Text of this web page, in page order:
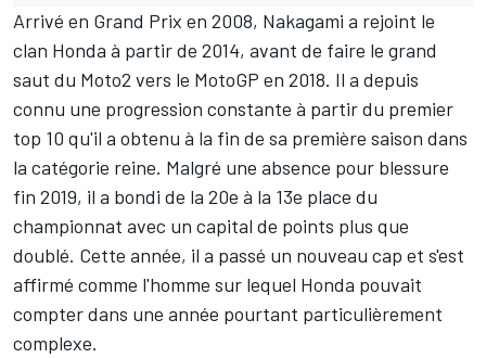
Arrivé en Grand Prix en 2008, Nakagami a rejoint le
clan Honda à partir de 2014, avant de faire le grand
saut du Moto2 vers le MotoGP en 2018. Il a depuis
connu une progression constante à partir du premier
top 10 qu'il a obtenu à la fin de sa première saison dans
la catégorie reine. Malgré une absence pour blessure
fin 2019, il a bondi de la 20e à la 13e place du
championnat avec un capital de points plus que
doublé. Cette année, il a passé un nouveau cap et s'est
affirmé comme l'homme sur lequel Honda pouvait
compter dans une année pourtant particulièrement
complexe.